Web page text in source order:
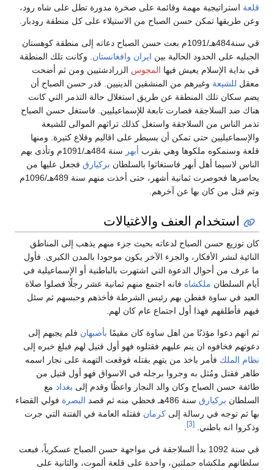
قلعة استراتيجية مهمة وقائمة على صخرة مدورة تطل على شاه رود،
وعن طريقها تمكن حسن الصباح من الاستيلاء على كل منطقة رودبار.
قي سنة484هـ/1091م بعث حسن الصباح دعاته إلى منطقة كوهستان
الجبليه على الحدود الحالية بين ايران وافغانستان. وكانت تلك المنطقة
قي بداية الإسلام يعيش فيها المجوس الزرادشتيين ومن ثم أضحت
معقل للشيعة وغيرهم من المنشقين الدينيين. قدر حسن الصباح أن
يضم سكان تلك المنطقة عن طريق استغلال حالة التذمر التي كانت
هناك ضد السلاجقة فصارت تابعة للإسماعيليين. فاستغل حسن الصباح
تذمر الناس من السلاجقة واستغل كذلك تراثهم الموالى للشيعة
والإسماعيليين حتى تمكن أن يسيطر على اقاليم وقلاع كتيرة. ومنها
قلعة وسنمكوه ملكوها وهي بقرب أبهر
سنة 484هـ/1091م وتأذى بهم
الناس لاسيما أهل أبهر فاستغاثوا بالسلطان بركيارق فجعل عليها من
يحاصرها فحوصرت ثمانية أشهر، حتى أخذت منهم سنة 489هـ/1096م
وتم قتل من كان بها عن آخرهم.
استخدام العنف والاغتيالات
كان توزيع حسن الصباح لدعاته بحيث جزء منهم يذهب إلى المناطق
النائية لنشر الأفكار، والجزء الآخر يكون موجودا بالمدن الكبرى. فأول
ما عرف من أحوال الدعوة التي اشتهرت بالباطنية أو الإسماعيلية في
أيام السلطان ملكشاه فانه اجتمع منهم ثمانية عشر رجلًا فصلوا صلاة
العيد في ساوة ففطن بهم رئيس الشرطة فأخذهم وحبسهم ثم سئل
فيهم فأطلقهم فهذا أول اجتماع عام كان لهم‏.‏
ثم انهم دعوا مؤذنًا من اهل ساوة كان مقيمًا بأصبهان فلم يجبهم إلى
دعوتهم فخافوه ان ينم عليهم فقتلوه فهو أول قتيل لهم فبلغ خبره إلى
نظام الملك فأمر باخذ من يتهم بقتله فوقعت التهمة على نجار اسمه
طاهر فقتل ومُثل به وجروا برجله في الاسواق فهو أول قتيل من
طائفة حسن الصباح وكان والد النجار واعظًا وقدم إلى بغداد مع
السلطان بركيارق سنة 486هـ فحظي منه ثم قصد البصرة فولي القضاء
بها ثم توجه في رسالة إلى كرمان فقتله العامة في الفتنة التي جرت
وذكروا انه باطني‏.‏
[3]
قي سنة 1092 بدأ السلاجقة قي مواجهة حسن الصباح عسكرياً، فبعت
سلطانهم ملكشاه حملتين، واحدة على قلعة ألموت، والثانية على